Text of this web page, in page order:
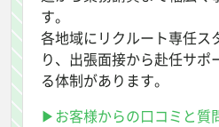
す。
各地域にリクルート専任ス
り、出張面接から赴任サポ
る体制があります。
▶お客様からの口コミと質